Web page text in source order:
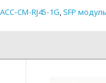
CM-RJ45-1G,SFP модуль